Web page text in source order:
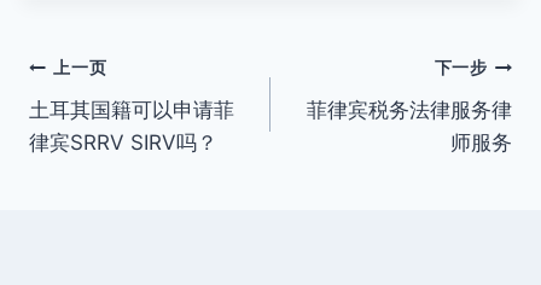
文
章
上一页
土耳其国籍可以申请菲
律宾SRRV SIRV吗？
下一步
菲律宾税务法律服务律
师服务